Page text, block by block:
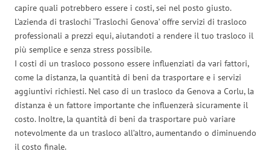
capire quali potrebbero essere i costi, sei nel posto giusto.
L’azienda di traslochi ‘Traslochi Genova’ offre servizi di trasloco
professionali a prezzi equi, aiutandoti a rendere il tuo trasloco il
più semplice e senza stress possibile.
I costi di un trasloco possono essere influenziati da vari fattori,
come la distanza, la quantità di beni da trasportare e i servizi
aggiuntivi richiesti. Nel caso di un trasloco da Genova a Corlu, la
distanza è un fattore importante che influenzerà sicuramente il
costo. Inoltre, la quantità di beni da trasportare può variare
notevolmente da un trasloco all’altro, aumentando o diminuendo
il costo finale.